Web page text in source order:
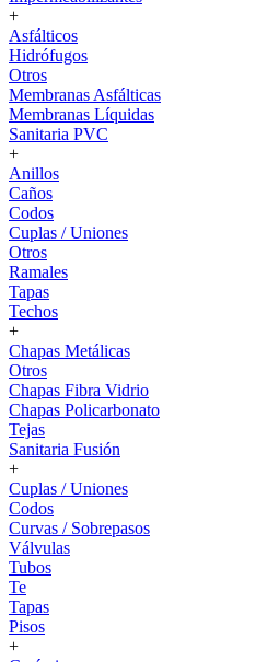
+
Asfálticos
Hidrófugos
Otros
Membranas Asfálticas
Membranas Líquidas
Sanitaria PVC
+
Anillos
Caños
Codos
Cuplas / Uniones
Otros
Ramales
Tapas
Techos
+
Chapas Metálicas
Otros
Chapas Fibra Vidrio
Chapas Policarbonato
Tejas
Sanitaria Fusión
+
Cuplas / Uniones
Codos
Curvas / Sobrepasos
Válvulas
Tubos
Te
Tapas
Pisos
+